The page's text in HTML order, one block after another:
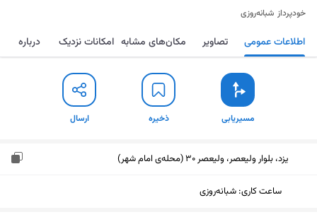
خودپرداز شبانه‌روزی
مسیریابی ذخیره ارسال اطلاعات عمومی تصاویر مکان‌های مشابه امکانات نزدیک درباره
مسیریابی ذخیره ارسال
یزد، بلوار ولیعصر، ولیعصر 30 (محله‌ی امام شهر)
ساعت کاری: شبانه‌روزی